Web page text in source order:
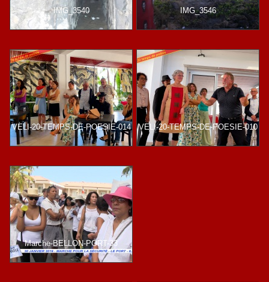
IMG_3540 IMG_3546
VELI-20-TEMPS-DE-POESIE-014 VELI-20-TEMPS-DE-POESIE-010
Marche-BELLON-PORT-33